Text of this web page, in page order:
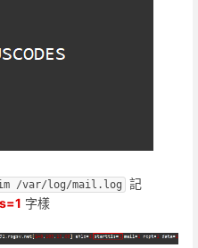
/var/log/mail.log
記
字樣